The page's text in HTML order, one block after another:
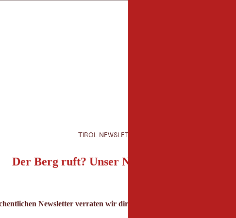
TIROL NEWSLETTER
Der Berg ruft? Unser Newsletter auch!
Newsletter verraten wir dir die besten Urlaubstipps für Tirol.